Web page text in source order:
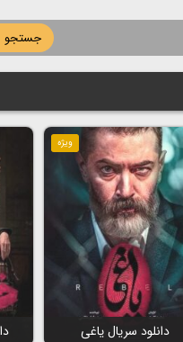
جستجو
ویژه
دانلود سریال یاغی